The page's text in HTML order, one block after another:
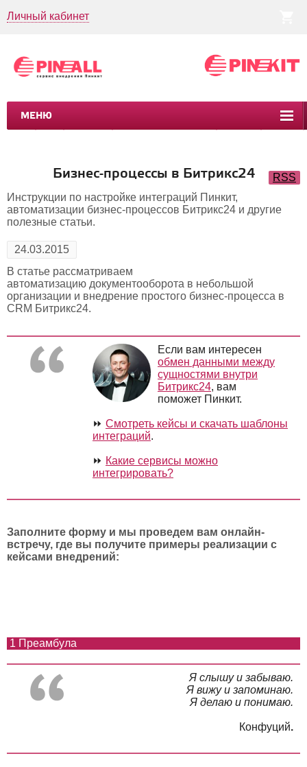
Личный кабинет
МЕНЮ
CRM CMS КЕЙСЫ
Бизнес-процессы в Битрикс24
Инструкции по настройке интеграций Пинкит,
автоматизации бизнес-процессов Битрикс24 и другие
полезные статьи.
RSS
24.03.2015
В статье рассматриваем
автоматизацию документооборота в небольшой
организации и внедрение простого бизнес-процесса в
CRM Битрикс24.
Если вам интересен
обмен данными между
сущностями внутри
Битрикс24, вам
поможет Пинкит.
⏩ Смотреть кейсы и скачать шаблоны
интеграций.
⏩ Какие сервисы можно
интегрировать?
Заполните форму и мы проведем вам онлайн-
встречу, где вы получите примеры реализации с
кейсами внедрений:
1 Преамбула
Я слышу и забываю.
Я вижу и запоминаю.
Я делаю и понимаю.
Конфуций.